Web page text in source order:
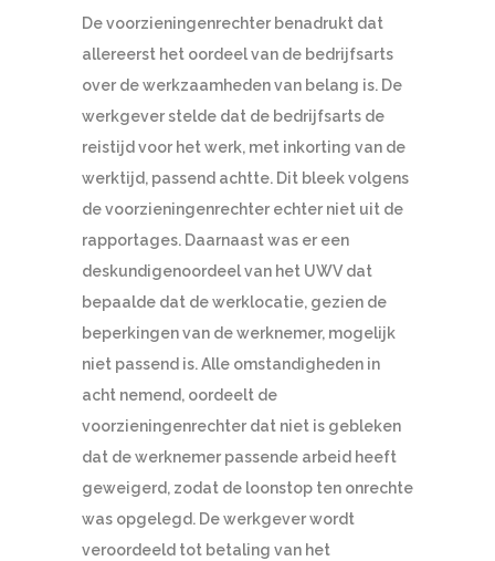
De voorzieningenrechter benadrukt dat
allereerst het oordeel van de bedrijfsarts
over de werkzaamheden van belang is. De
werkgever stelde dat de bedrijfsarts de
reistijd voor het werk, met inkorting van de
werktijd, passend achtte. Dit bleek volgens
de voorzieningenrechter echter niet uit de
rapportages. Daarnaast was er een
deskundigenoordeel van het UWV dat
bepaalde dat de werklocatie, gezien de
beperkingen van de werknemer, mogelijk
niet passend is. Alle omstandigheden in
acht nemend, oordeelt de
voorzieningenrechter dat niet is gebleken
dat de werknemer passende arbeid heeft
geweigerd, zodat de loonstop ten onrechte
was opgelegd. De werkgever wordt
veroordeeld tot betaling van het